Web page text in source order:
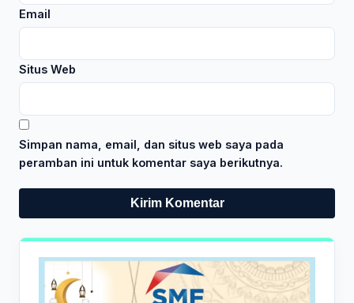
Email
Situs Web
Simpan nama, email, dan situs web saya pada
peramban ini untuk komentar saya berikutnya.